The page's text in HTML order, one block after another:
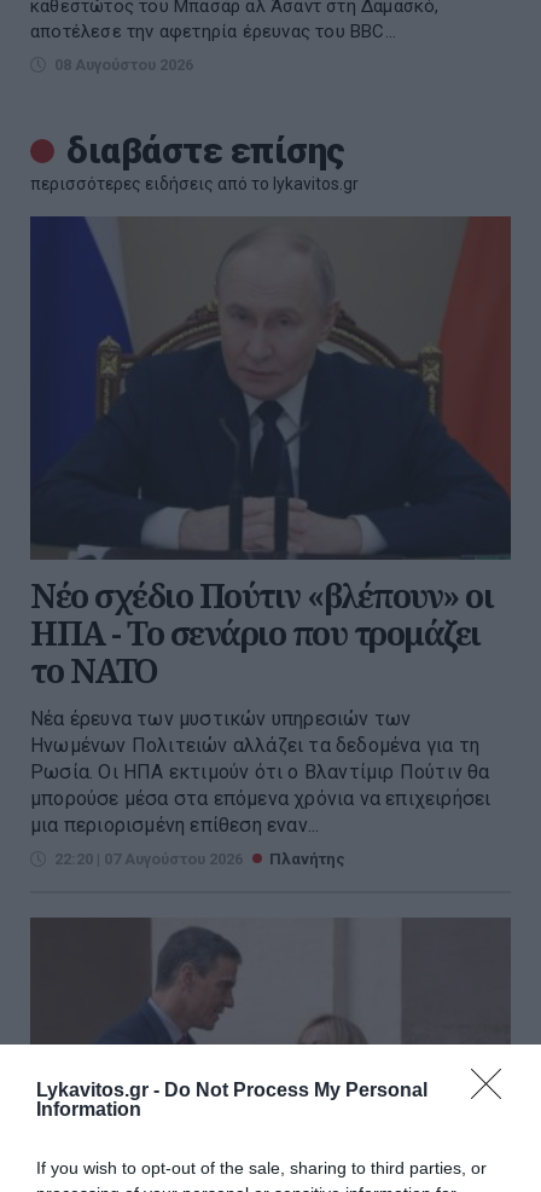
Lykavitos.gr - Do Not Process My Personal
Information
If you wish to opt-out of the sale, sharing to third parties, or
καθεστώτος του Μπασάρ αλ Άσαντ στη Δαμασκό,
αποτέλεσε την αφετηρία έρευνας του BBC...
08 Αυγούστου 2026
διαβάστε επίσης
περισσότερες ειδήσεις από το lykavitos.gr
Νέο σχέδιο Πούτιν «βλέπουν» οι
ΗΠΑ - Το σενάριο που τρομάζει
το ΝΑΤΟ
Νέα έρευνα των μυστικών υπηρεσιών των
Ηνωμένων Πολιτειών αλλάζει τα δεδομένα για τη
Ρωσία. Οι ΗΠΑ εκτιμούν ότι ο Βλαντίμιρ Πούτιν θα
μπορούσε μέσα στα επόμενα χρόνια να επιχειρήσει
μια περιορισμένη επίθεση εναν...
22:20 | 07 Αυγούστου 2026 Πλανήτης